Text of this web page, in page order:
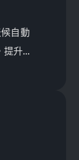
自動
升客